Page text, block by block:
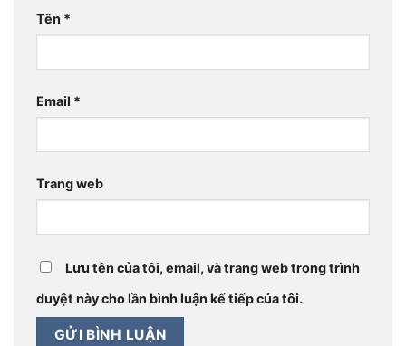
Tên *
Email *
Trang web
Lưu tên của tôi, email, và trang web trong trình
duyệt này cho lần bình luận kế tiếp của tôi.